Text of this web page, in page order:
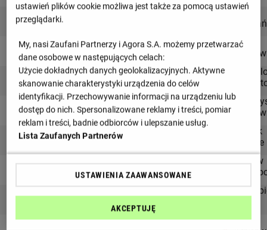
Luis Palma
Lech
Poznań
Raoul Giger
Wisła
Kraków
Kajetan Szmyt
Kamil Dankowski
Kraków
Josema
Górnik
Zabrze
1
Jean Carlos
Raków
Mateusz Grzybek
Wisła
ustawień plików cookie możliwa jest także za pomocą ustawień
przeglądarki.
My, nasi Zaufani Partnerzy i Agora S.A. możemy przetwarzać
dane osobowe w następujących celach:
Użycie dokładnych danych geolokalizacyjnych. Aktywne
skanowanie charakterystyki urządzenia do celów
identyfikacji. Przechowywanie informacji na urządzeniu lub
dostęp do nich. Spersonalizowane reklamy i treści, pomiar
reklam i treści, badnie odbiorców i ulepszanie usług.
Lista Zaufanych Partnerów
USTAWIENIA ZAAWANSOWANE
AKCEPTUJĘ